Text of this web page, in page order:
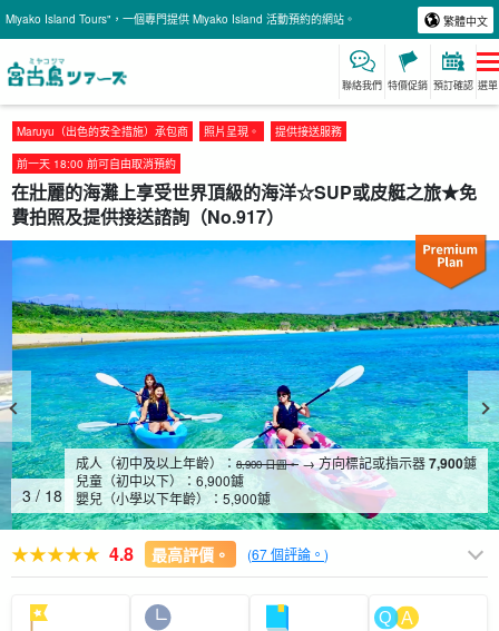
Miyako Island Tours"，一個專門提供 Miyako Island 活動預約的網站。 繁體中文
聯絡我們 特價促銷 預訂確認 選單
Maruyu（出色的安全措施）承包商 照片呈現。 提供接送服務
前一天 18:00 前可自由取消預約
在壯麗的海灘上享受世界頂級的海洋☆SUP或皮艇之旅★免
費拍照及提供接送諮詢（No.917）
4 / 18
成人（初中及以上年齡）： 8,900 日圓。→ 方向標記或指示器7,900鑢
兒童（初中以下）： 6,900鑢
嬰兒（小學以下年齡）： 5,900鑢
4.8 最高評價。 (67 個評論。 )